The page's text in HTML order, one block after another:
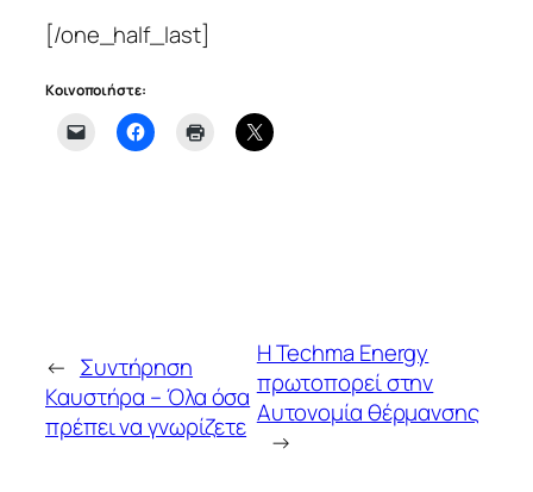
[/one_half_last]
Κοινοποιήστε:
← Συντήρηση
Καυστήρα – Όλα όσα
πρέπει να γνωρίζετε
Η Techma Energy
πρωτοπορεί στην
Αυτονομία θέρμανσης
→